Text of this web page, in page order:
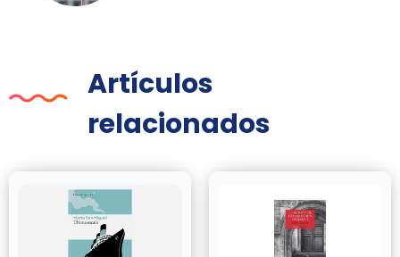
Artículos
relacionados